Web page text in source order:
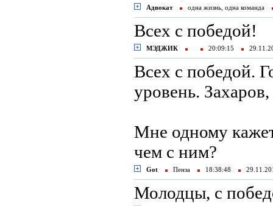
Адвокат одна жизнь, одна команда
Всех с победой!
МЭДЖИК 20:09:15
Всех с победой.
уровень.
Мне одному
чем с ним?
Got Пенза 18:38:48
Молодцы, с